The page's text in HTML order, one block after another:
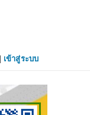
เข้าสู่ระบบ